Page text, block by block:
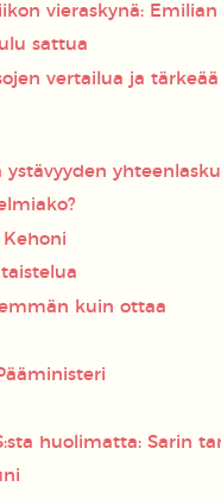
vieraskynä:
sattua
vertailua ja tärkeää
ystävyyden yhteenlasku
Kehoni
kuin ottaa
huolimatta: Sarin